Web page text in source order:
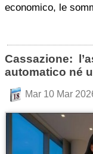
economico, le
Cassazione:
automatico né
Mar 10 Mar